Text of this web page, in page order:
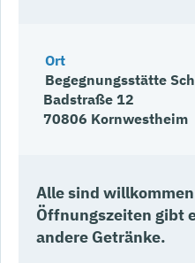
Ort
Begegnungsstätte
Badstraße 12
70806 Kornwestheim
Alle sind
Öffnungszeiten gibt
andere Getränke.